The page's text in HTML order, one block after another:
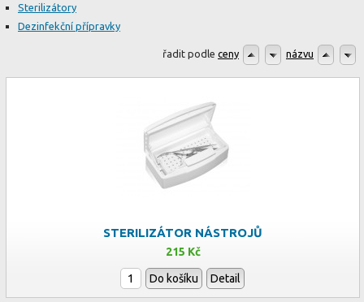
Sterilizátory
Dezinfekční přípravky
řadit podle ceny názvu
STERILIZÁTOR NÁSTROJŮ
215 Kč
Do košíku Detail